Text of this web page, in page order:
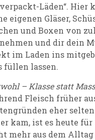
Läden“. Hier
eigenen Gläser,
und Boxen von
und dir dein
im Laden ins
füllen lassen.
– Klasse statt
Fleisch früher
eher
kam, ist es heute
mehr aus dem Alltag